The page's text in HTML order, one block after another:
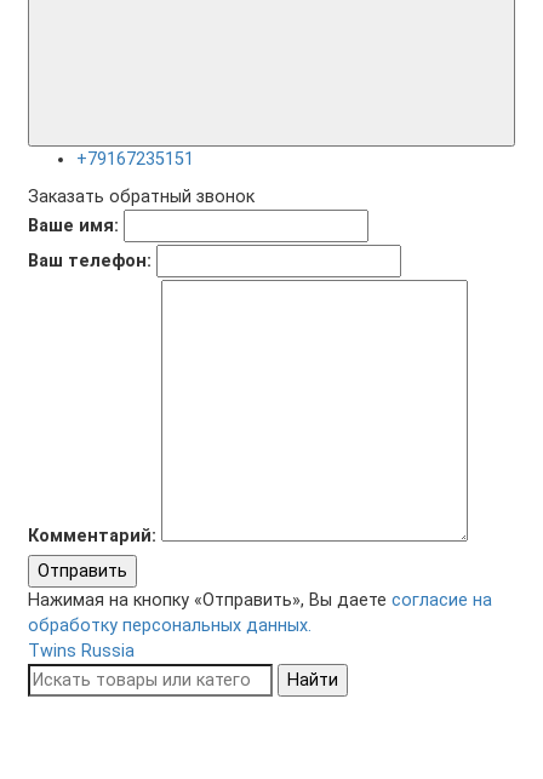
+79167235151
Заказать обратный звонок
Ваше имя:
Ваш телефон:
Комментарий:
Отправить
Нажимая на кнопку «Отправить», Вы даете согласие на
обработку персональных данных.
Twins Russia
Найти